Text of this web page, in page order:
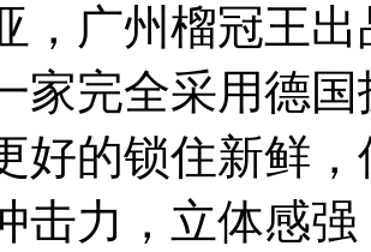
，广州榴冠王
家完全采用德
好的锁住新鲜
击力，立体感